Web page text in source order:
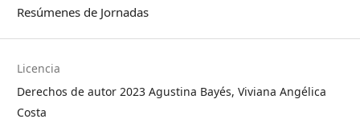
Resúmenes de Jornadas
Licencia
Derechos de autor 2023 Agustina Bayés, Viviana Angélica
Costa